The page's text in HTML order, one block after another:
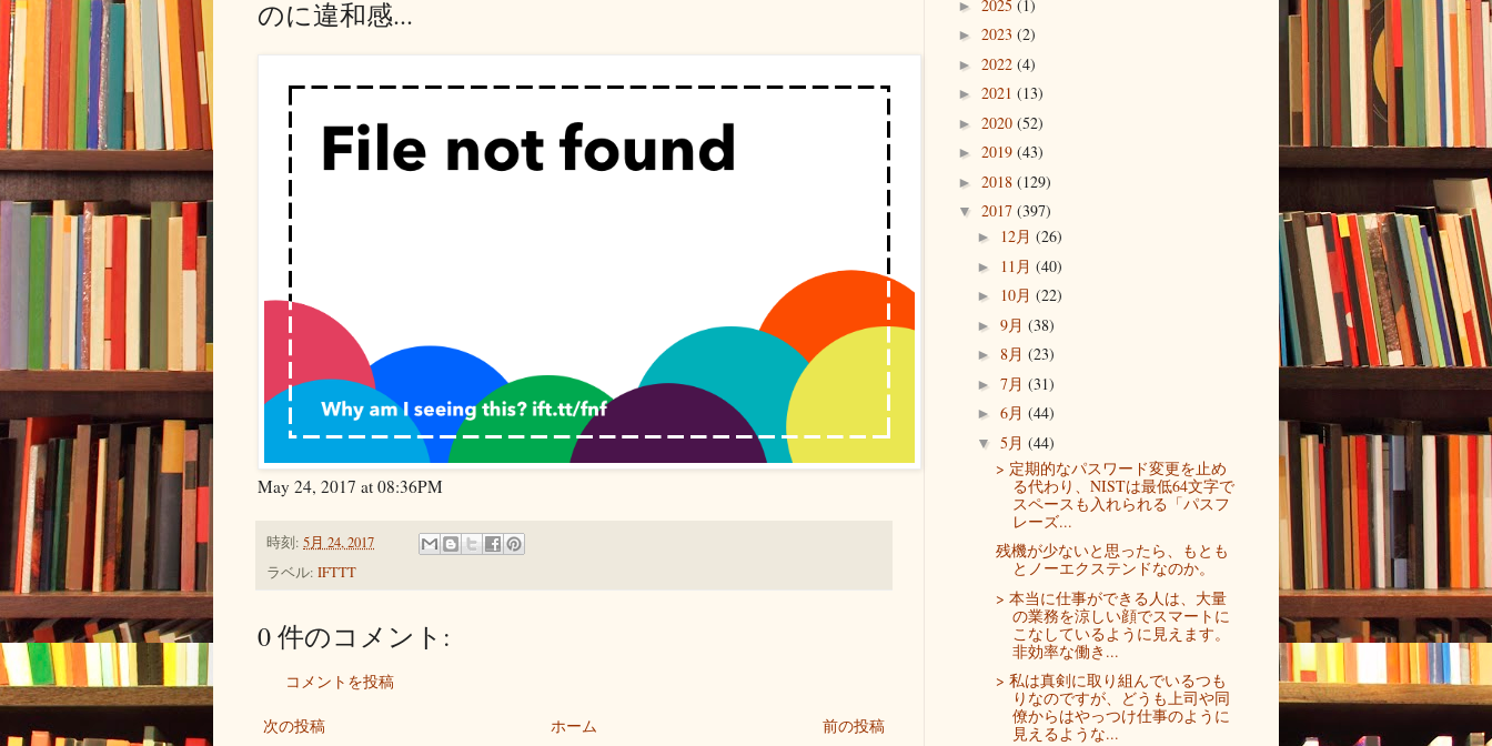
のに違和感...
May 24, 2017 at 08:36PM
時刻: 5月 24, 2017
ラベル: IFTTT
0 件のコメント:
コメントを投稿
次の投稿 前の投稿
ホーム
► 2025 (1)
► 2023 (2)
► 2022 (4)
► 2021 (13)
► 2020 (52)
► 2019 (43)
► 2018 (129)
▼ 2017 (397)
► 12月 (26)
► 11月 (40)
► 10月 (22)
► 9月 (38)
► 8月 (23)
► 7月 (31)
► 6月 (44)
▼ 5月 (44)
> 定期的なパスワード変更を止め
る代わり、NISTは最低64文字で
スペースも入れられる「パスフ
レーズ...
残機が少ないと思ったら、もとも
とノーエクステンドなのか。
> 本当に仕事ができる人は、大量
の業務を涼しい顔でスマートに
こなしているように見えます。
非効率な働き...
> 私は真剣に取り組んでいるつも
りなのですが、どうも上司や同
僚からはやっつけ仕事のように
見えるような...